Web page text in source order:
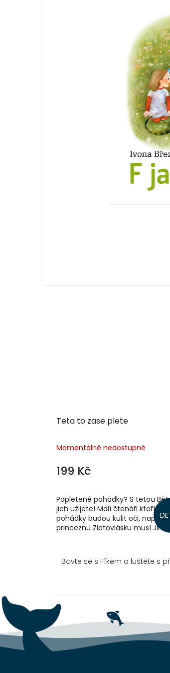
Teta to zase plete
Momentálně nedostupné
199 Kč
Popletené pohádky? S tetou
jich užijete! Malí čtenáři kteří znají
pohádky budou kulit oči,
princeznu Zlatovlásku musí Jiřík
Bavte se s Fíkem a luštěte s